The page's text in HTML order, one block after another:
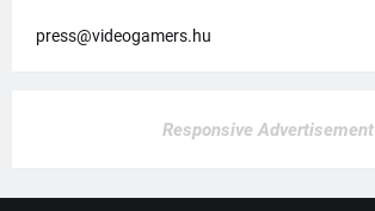
press@videogamers.hu
Responsive Advertisement